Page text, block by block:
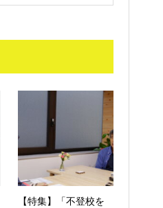
【特集】「不登校を